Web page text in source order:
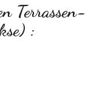
Terrassen-
: